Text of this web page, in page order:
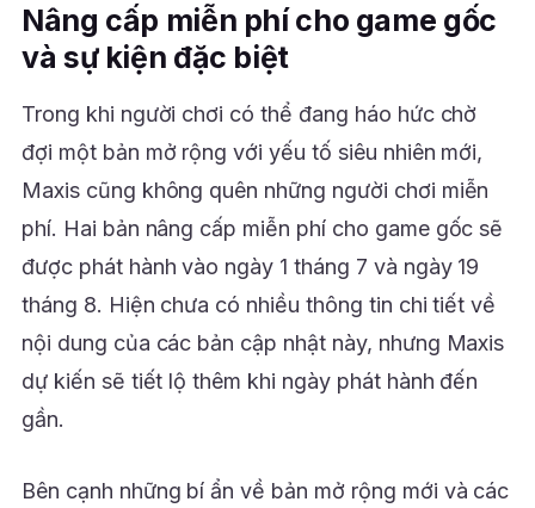
Nâng cấp miễn phí cho game gốc
và sự kiện đặc biệt
Trong khi người chơi có thể đang háo hức chờ
đợi một bản mở rộng với yếu tố siêu nhiên mới,
Maxis cũng không quên những người chơi miễn
phí. Hai bản nâng cấp miễn phí cho game gốc sẽ
được phát hành vào ngày 1 tháng 7 và ngày 19
tháng 8. Hiện chưa có nhiều thông tin chi tiết về
nội dung của các bản cập nhật này, nhưng Maxis
dự kiến sẽ tiết lộ thêm khi ngày phát hành đến
gần.
Bên cạnh những bí ẩn về bản mở rộng mới và các